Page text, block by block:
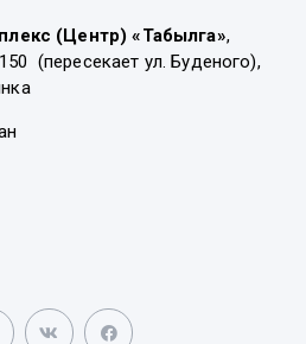
(Центр) «Табылга»,
(пересекает ул. Буденого),